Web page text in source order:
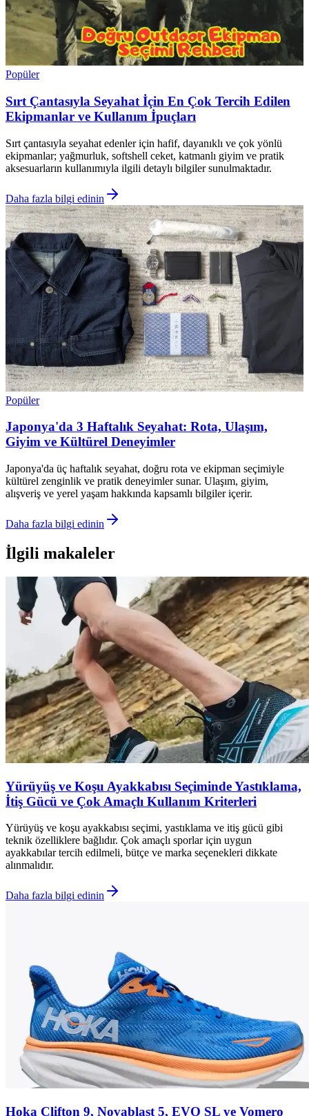
Popüler
Sırt Çantasıyla Seyahat İçin En Çok Tercih Edilen
Ekipmanlar ve Kullanım İpuçları
Sırt çantasıyla seyahat edenler için hafif, dayanıklı ve çok yönlü
ekipmanlar; yağmurluk, softshell ceket, katmanlı giyim ve pratik
aksesuarların kullanımıyla ilgili detaylı bilgiler sunulmaktadır.
Daha fazla bilgi edinin
Popüler
Japonya'da 3 Haftalık Seyahat: Rota, Ulaşım,
Giyim ve Kültürel Deneyimler
Japonya'da üç haftalık seyahat, doğru rota ve ekipman seçimiyle
kültürel zenginlik ve pratik deneyimler sunar. Ulaşım, giyim,
alışveriş ve yerel yaşam hakkında kapsamlı bilgiler içerir.
Daha fazla bilgi edinin
İlgili makaleler
Yürüyüş ve Koşu Ayakkabısı Seçiminde Yastıklama,
İtiş Gücü ve Çok Amaçlı Kullanım Kriterleri
Yürüyüş ve koşu ayakkabısı seçimi, yastıklama ve itiş gücü gibi
teknik özelliklere bağlıdır. Çok amaçlı sporlar için uygun
ayakkabılar tercih edilmeli, bütçe ve marka seçenekleri dikkate
alınmalıdır.
Daha fazla bilgi edinin
Hoka Clifton 9, Novablast 5, EVO SL ve Vomero